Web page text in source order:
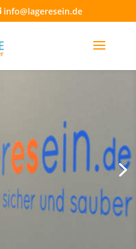
info@lageresein.de